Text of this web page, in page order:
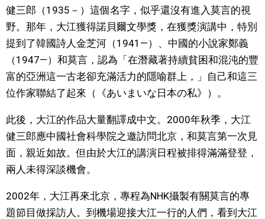
健三郎（1935－）這個名字，似乎還沒有進入莫言的視
野。那年，大江獲得諾貝爾文學獎，在獲獎演講中，特別
提到了韓國詩人金芝河（1941—）、中國的小說家鄭義
（1947—）和莫言，認為「在潛藏著持續貧困和混沌的豐
富的亞洲這一古老卻充滿活力的隱喻群上，」自己和這三
位作家聯結了起來（《あいまいな日本の私》）。
此後，大江的作品大量翻譯成中文。2000年秋季，大江
健三郎應中國社會科學院之邀訪問北京，和莫言第一次見
面，親近如故。但由於大江的講演日程被排得滿滿登登，
兩人未得深談機會。
2002年，大江再來北京，專程為NHK攝製有關莫言的專
題節目做採訪人。到機場迎接大江一行的人們，看到大江